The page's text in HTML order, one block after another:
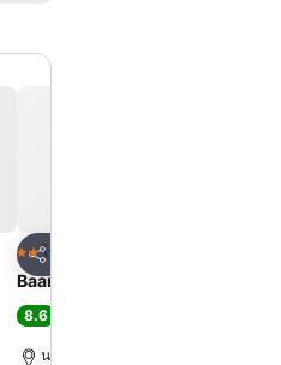
แชร์
2 ดาวโรงแรม
Baan Suan Khun Yaiy
8.6
นครนายก, 14.7 km ถึง ตัวเมือง